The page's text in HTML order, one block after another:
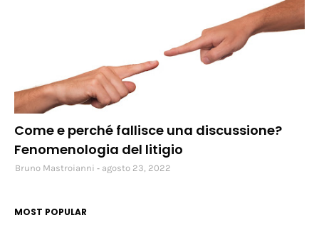
Come e perché fallisce una discussione?
Fenomenologia del litigio
Bruno Mastroianni agosto 23, 2022
MOST POPULAR